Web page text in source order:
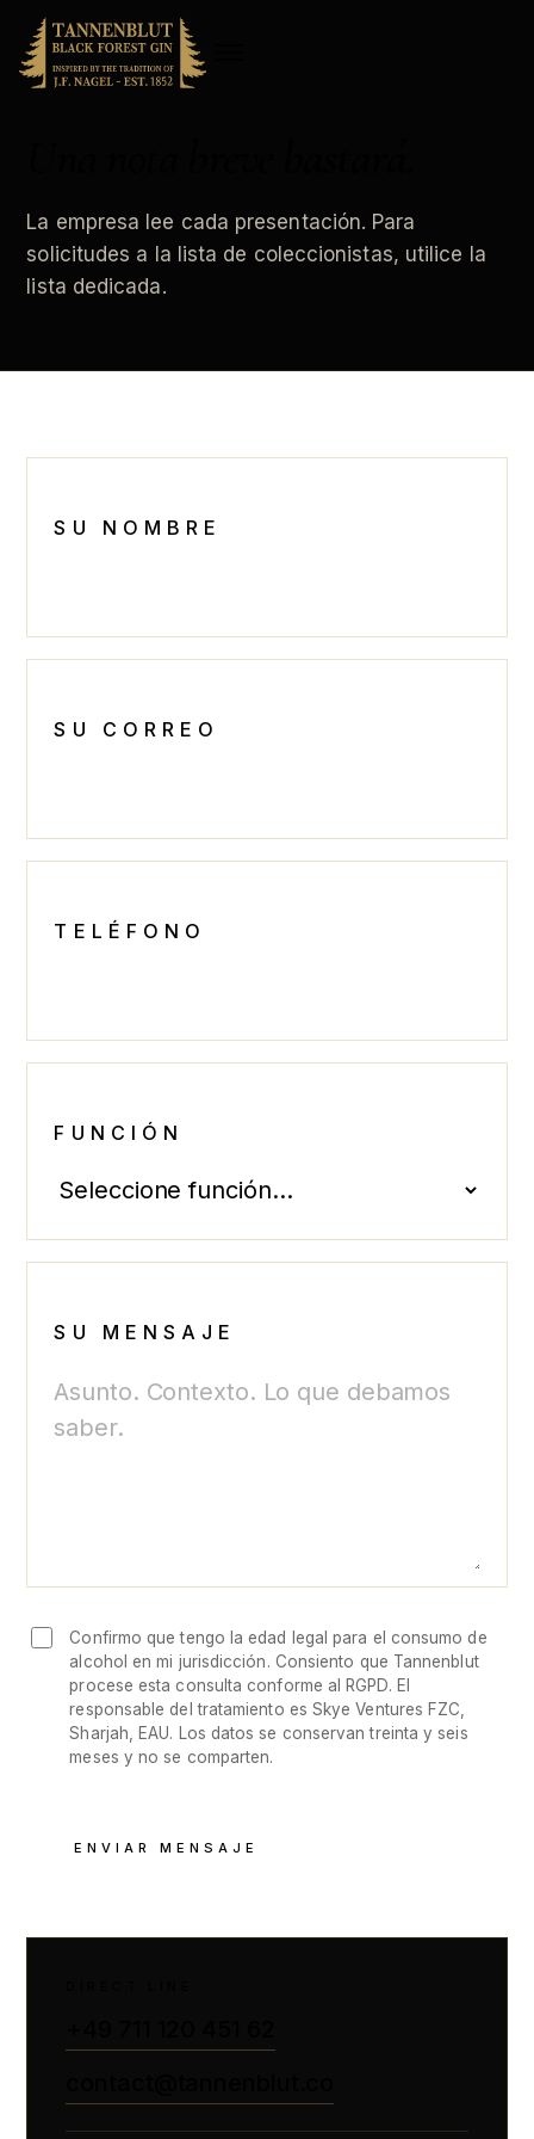
La empresa lee cada presentación. Para
solicitudes a la lista de coleccionistas, utilice la
lista dedicada.
SU NOMBRE
SU CORREO
TELÉFONO
FUNCIÓN
SU MENSAJE
Confirmo que tengo la edad legal para el consumo de
alcohol en mi jurisdicción. Consiento que Tannenblut
procese esta consulta conforme al RGPD. El
responsable del tratamiento es Skye Ventures FZC,
Sharjah, EAU. Los datos se conservan treinta y seis
meses y no se comparten.
ENVIAR MENSAJE